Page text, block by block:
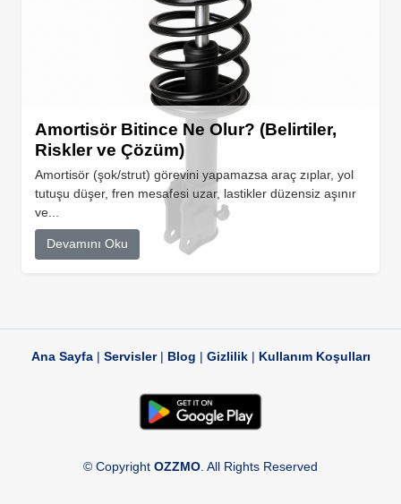
Amortisör Bitince Ne Olur? (Belirtiler,
Riskler ve Çözüm)
Amortisör (şok/strut) görevini yapamazsa araç zıplar, yol
tutuşu düşer, fren mesafesi uzar, lastikler düzensiz aşınır
ve...
Devamını Oku
Ana Sayfa| Servisler| Blog | Gizlilik| Kullanım Koşulları
© Copyright OZZMO . All Rights Reserved